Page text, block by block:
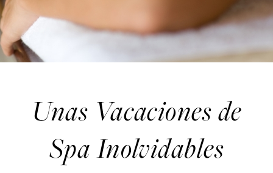
Unas Vacaciones de
Spa Inolvidables